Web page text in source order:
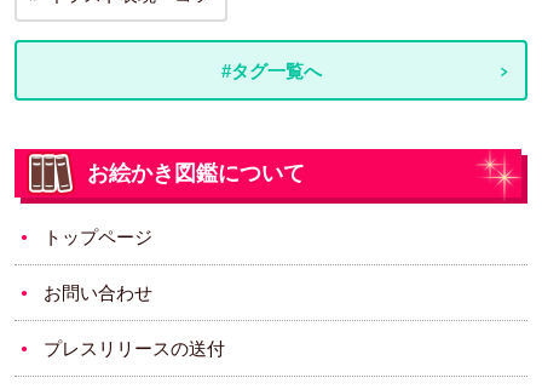
#タグ一覧へ
お絵かき図鑑について
トップページ
お問い合わせ
プレスリリースの送付